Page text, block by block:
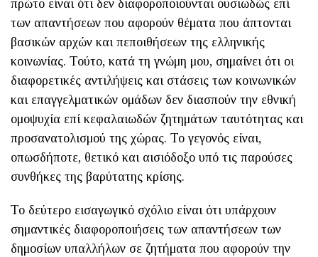
πρώτο είναι ότι δεν διαφοροποιούνται ουσιωδώς επί
των απαντήσεων που αφορούν θέματα που άπτονται
βασικών αρχών και πεποιθήσεων της ελληνικής
κοινωνίας. Τούτο, κατά τη γνώμη μου, σημαίνει ότι οι
διαφορετικές αντιλήψεις και στάσεις των κοινωνικών
και επαγγελματικών ομάδων δεν διασπούν την εθνική
ομοψυχία επί κεφαλαιωδών ζητημάτων ταυτότητας και
προσανατολισμού της χώρας. Το γεγονός είναι,
οπωσδήποτε, θετικό και αισιόδοξο υπό τις παρούσες
συνθήκες της βαρύτατης κρίσης.
Το δεύτερο εισαγωγικό σχόλιο είναι ότι υπάρχουν
σημαντικές διαφοροποιήσεις των απαντήσεων των
δημοσίων υπαλλήλων σε ζητήματα που αφορούν την